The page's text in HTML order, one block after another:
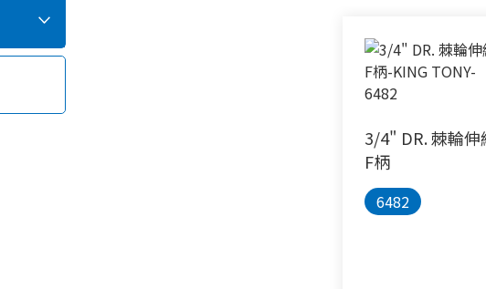
3/4" DR. 棘輪伸
F柄
6482